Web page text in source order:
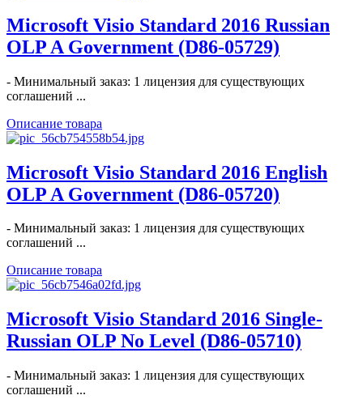
Microsoft Visio Standard 2016 Russian
OLP A Government (D86-05729)
- Минимальный заказ: 1 лицензия для существующих
соглашений ...
Описание товара
Microsoft Visio Standard 2016 English
OLP A Government (D86-05720)
- Минимальный заказ: 1 лицензия для существующих
соглашений ...
Описание товара
Microsoft Visio Standard 2016 Single-
Russian OLP No Level (D86-05710)
- Минимальный заказ: 1 лицензия для существующих
соглашений ...